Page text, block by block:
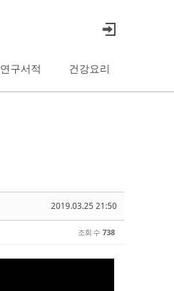
연구서적 건강요리
2019.03.25 21:50
조회 수 738